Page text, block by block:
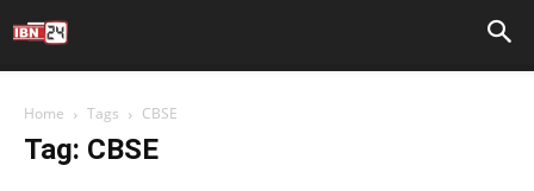
Home Tags CBSE
Tag: CBSE